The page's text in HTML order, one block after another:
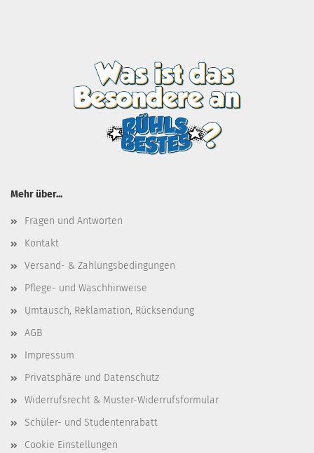
Mehr über...
Fragen und Antworten
Kontakt
Versand- & Zahlungsbedingungen
Pflege- und Waschhinweise
Umtausch, Reklamation, Rücksendung
AGB
Impressum
Privatsphäre und Datenschutz
Widerrufsrecht & Muster-Widerrufsformular
Schüler- und Studentenrabatt
Cookie Einstellungen